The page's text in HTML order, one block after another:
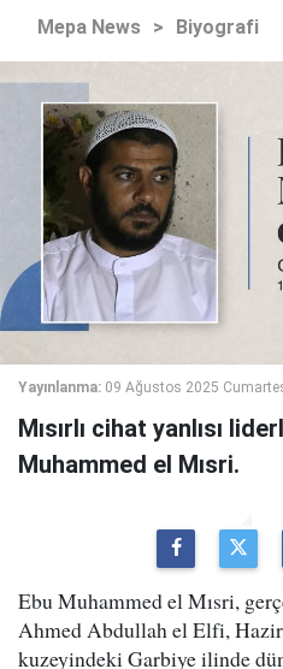
Mepa News > Biyografi
Yayınlanma: 09 Ağustos 2025
Mısırlı cihat yanlısı
Muhammed el Mısri.
Ebu Muhammed el Mısri,
Ahmed Abdullah el Elfi,
kuzeyindeki Garbiye ilinde